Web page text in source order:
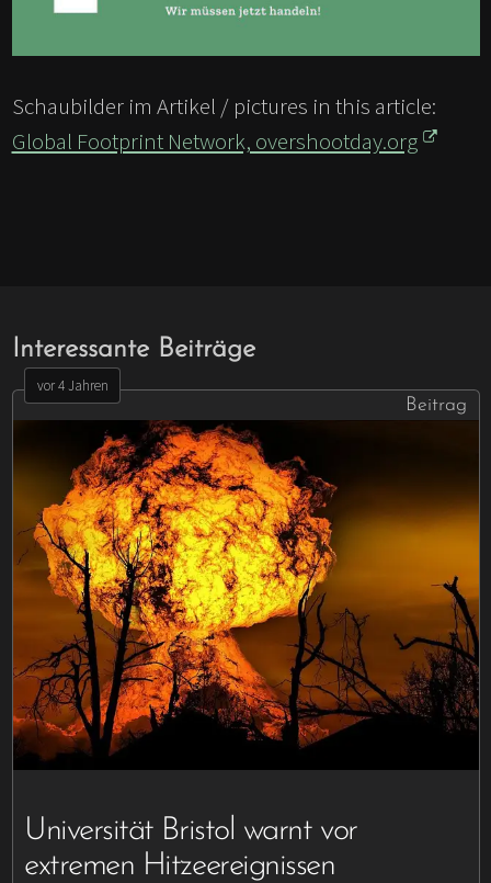
Schaubilder im Artikel / pictures in this article:
Global Footprint Network, overshootday.org
Interessante Beiträge
vor 4 Jahren
Beitrag
Universität Bristol warnt vor
extremen Hitzeereignissen